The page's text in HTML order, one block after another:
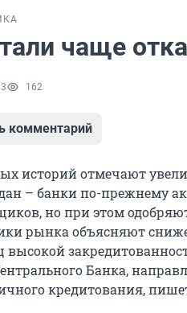
чаще
162
комментарий
историй отмечают
– банки по-прежнему
но при этом
рынка объясняют
высокой
Банка,
кредитования,